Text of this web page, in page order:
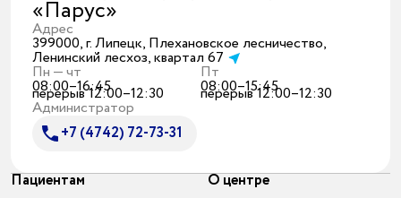
«Парус»
Адрес
399000, г. Липецк, Плехановское лесничество,
Ленинский лесхоз, квартал 67
Пн — чт
08:00–16:45
перерыв 12:00–12:30
Пт
08:00–15:45
перерыв 12:00–12:30
Администратор
+7 (4742) 72-73-31
Пациентам
О центре